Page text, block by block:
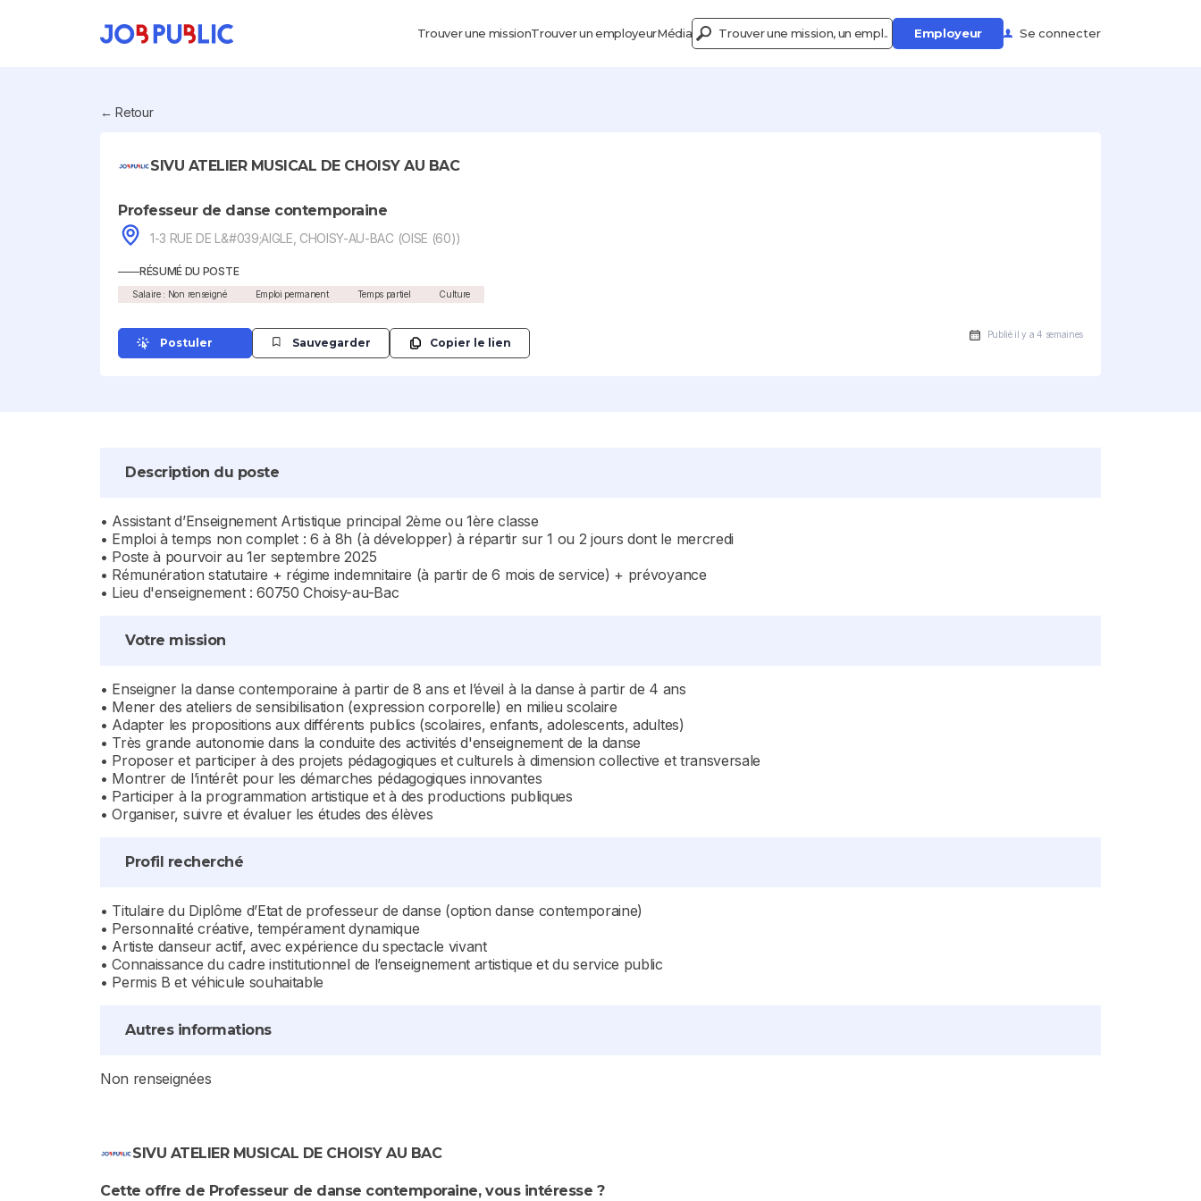
Trouver une missionTrouver un employeurMédia Trouver une mission, un empl.. Employeur Se connecter
← Retour
SIVU ATELIER MUSICAL DE CHOISY AU BAC
Professeur de danse contemporaine
1-3 RUE DE L&#039;AIGLE, CHOISY-AU-BAC (OISE (60))
RÉSUMÉ DU POSTE
Salaire : Non renseigné Emploi permanent Temps partiel Culture
Postuler Sauvegarder Copier le lien
Publié il y a 4 semaines
Description du poste
• Assistant d’Enseignement Artistique principal 2ème ou 1ère classe
• Emploi à temps non complet : 6 à 8h (à développer) à répartir sur 1 ou 2 jours dont le mercredi
• Poste à pourvoir au 1er septembre 2025
• Rémunération statutaire + régime indemnitaire (à partir de 6 mois de service) + prévoyance
• Lieu d'enseignement : 60750 Choisy-au-Bac
Votre mission
• Enseigner la danse contemporaine à partir de 8 ans et l’éveil à la danse à partir de 4 ans
• Mener des ateliers de sensibilisation (expression corporelle) en milieu scolaire
• Adapter les propositions aux différents publics (scolaires, enfants, adolescents, adultes)
• Très grande autonomie dans la conduite des activités d'enseignement de la danse
• Proposer et participer à des projets pédagogiques et culturels à dimension collective et transversale
• Montrer de l’intérêt pour les démarches pédagogiques innovantes
• Participer à la programmation artistique et à des productions publiques
• Organiser, suivre et évaluer les études des élèves
Profil recherché
• Titulaire du Diplôme d’Etat de professeur de danse (option danse contemporaine)
• Personnalité créative, tempérament dynamique
• Artiste danseur actif, avec expérience du spectacle vivant
• Connaissance du cadre institutionnel de l’enseignement artistique et du service public
• Permis B et véhicule souhaitable
Autres informations
Non renseignées
SIVU ATELIER MUSICAL DE CHOISY AU BAC
Cette offre de Professeur de danse contemporaine, vous intéresse ?